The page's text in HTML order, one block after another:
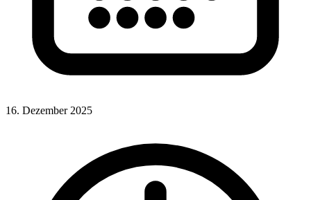
16. Dezember 2025